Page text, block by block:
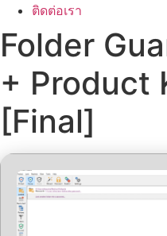
ติดต่อเรา
Folder
+ Product
[Final]